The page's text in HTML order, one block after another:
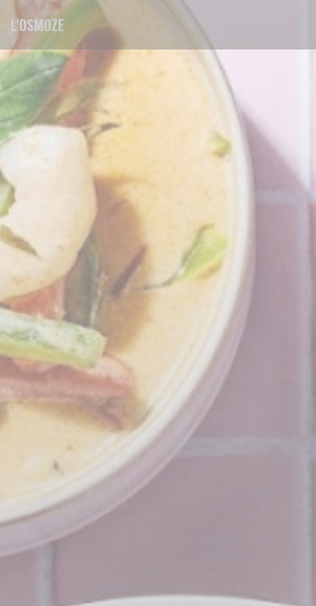
Personalización de sus opciones de cookies
L'OSMOZE